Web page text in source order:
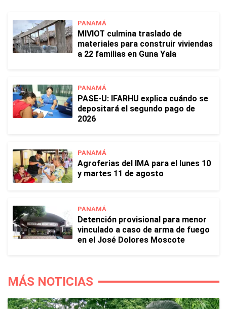
PANAMÁ
MIVIOT culmina traslado de
materiales para construir viviendas
a 22 familias en Guna Yala
PANAMÁ
PASE-U: IFARHU explica cuándo se
depositará el segundo pago de
2026
PANAMÁ
Agroferias del IMA para el lunes 10
y martes 11 de agosto
PANAMÁ
Detención provisional para menor
vinculado a caso de arma de fuego
en el José Dolores Moscote
MÁS NOTICIAS